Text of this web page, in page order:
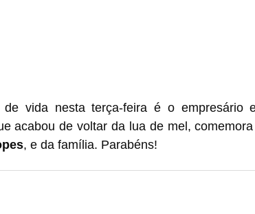
vida nesta terça-feira é o empresário
acabou de voltar da lua de mel,
, e da família. Parabéns!